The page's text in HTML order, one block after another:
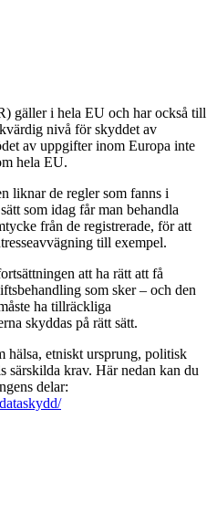
gäller i hela EU och har också till
nivå för skyddet av
av uppgifter inom Europa inte
hela EU.
liknar de regler som fanns i
som idag får man behandla
från de registrerade, för att
till exempel.
att ha rätt att få
som sker – och den
ha tillräckliga
skyddas på rätt sätt.
hälsa, etniskt ursprung, politisk
särskilda krav. Här nedan kan du
delar: